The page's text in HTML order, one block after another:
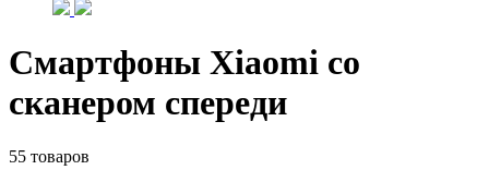
Смартфоны Xiaomi со
сканером спереди
55 товаров